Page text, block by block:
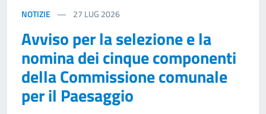
NOTIZIE 27 LUG 2026
Avviso per la selezione e la
nomina dei cinque componenti
della Commissione comunale
per il Paesaggio